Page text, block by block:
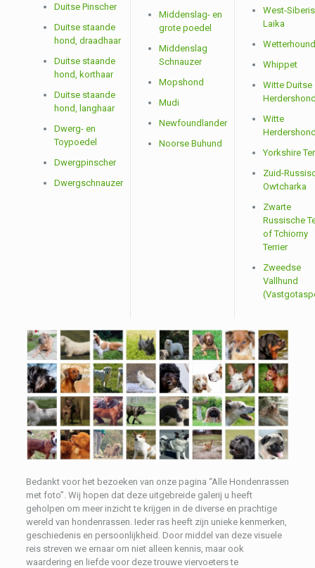
Duitse Pinscher
Duitse staande
hond, draadhaar
Duitse staande
hond, korthaar
Duitse staande
hond, langhaar
Dwerg- en
Toypoedel
Dwergpinscher
Dwergschnauzer
Middenslag- en
grote poedel
Middenslag
Schnauzer
Mopshond
Mudi
Newfoundlander
Noorse Buhund
West-
Laika
Wetterhound
Whippet
Witte Duitse
Witte
Yorkshire
Zuid-
Owtcharka
Zwarte
Russische
of Tchiorny
Terrier
Zweedse
Vallhund
Bedankt voor het bezoeken van onze pagina “Alle Hondenrassen
met foto”. Wij hopen dat deze uitgebreide galerij u heeft
geholpen om meer inzicht te krijgen in de diverse en prachtige
wereld van hondenrassen. Ieder ras heeft zijn unieke kenmerken,
geschiedenis en persoonlijkheid. Door middel van deze visuele
reis streven we ernaar om niet alleen kennis, maar ook
waardering en liefde voor deze trouwe viervoeters te